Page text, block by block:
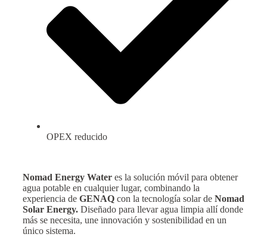
OPEX reducido
Nomad Energy Water es la solución móvil para obtener
agua potable en cualquier lugar, combinando la
experiencia de GENAQ con la tecnología solar de Nomad
Solar Energy. Diseñado para llevar agua limpia allí donde
más se necesita, une innovación y sostenibilidad en un
único sistema.